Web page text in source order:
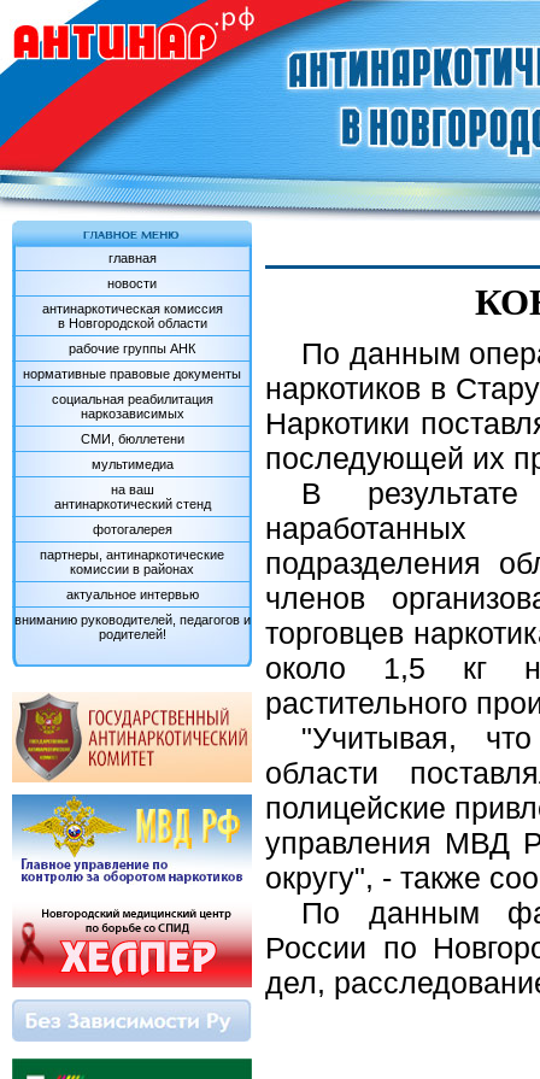
главная
новости
антинаркотическая комиссия
в Новгородской области
рабочие группы АНК
нормативные правовые документы
социальная реабилитация
наркозависимых
СМИ, бюллетени
мультимедиа
на ваш
антинаркотический стенд
фотогалерея
партнеры, антинаркотические
комиссии в районах
актуальное интервью
вниманию руководителей, педагогов и
родителей!
По данным
наркотиков в
Наркотики
последующей их
В
наработанных
подразделения
членов
торговцев
около 1,5 кг
растительного
"Учитывая,
области
полицейские
управления МВД
округу", - также
По данным
России по
дел,